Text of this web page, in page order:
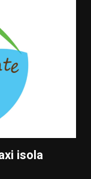
isola